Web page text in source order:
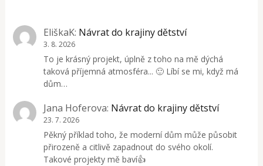
EliškaK: Návrat do krajiny dětství
3. 8. 2026
To je krásný projekt, úplně z toho na mě dýchá
taková příjemná atmosféra... 🙂 Líbí se mi, když má
dům…
Jana Hoferova: Návrat do krajiny dětství
23. 7. 2026
Pěkný příklad toho, že moderní dům může působit
přirozeně a citlivě zapadnout do svého okolí.
Takové projekty mě baví👍